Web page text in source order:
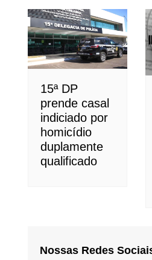
15ª DP
prende casal
indiciado por
homicídio
duplamente
qualificado
Nossas Redes